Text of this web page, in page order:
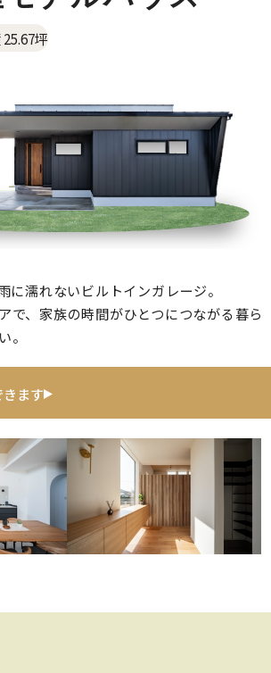
坪
に濡れないビルトインガレージ。
で、家族の時間がひとつにつながる暮ら
。
きます